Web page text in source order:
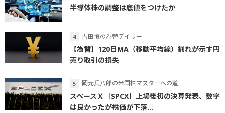
半導体株の調整は底値をつけたか
吉田恒の為替デイリー
【為替】120日MA（移動平均線）割れが示す円
売り取引の損失
岡元兵八郎の米国株マスターへの道
スペースＸ［SPCX］上場後初の決算発表、数字
は良かったが株価が下落...